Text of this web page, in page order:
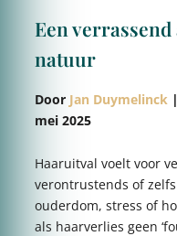
Een
natuur
Door Jan Duymelinck
mei 2025
Haaruitval voelt voor
verontrustends of
ouderdom, stress of
als haarverlies geen